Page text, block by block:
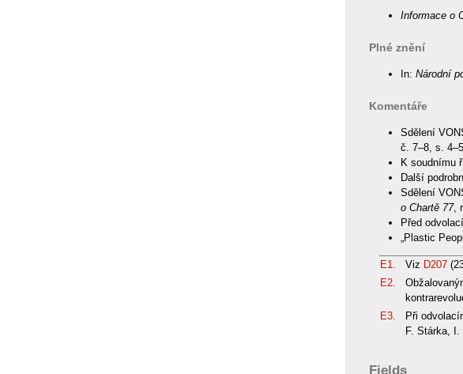
Informace o
Plné znění
In: Národní
Komentáře
Sdělení
č. 7–8, s. 4–5
K soudnímu
Další
Sdělení
o Chartě 77,
Před
„Plastic
E1. Viz D207
E2.
E3.
Při
F. Stárka,
Fields